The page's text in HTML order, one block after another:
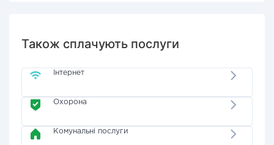
Також сплачують послуги
Інтернет
Охорона
Комунальні послуги